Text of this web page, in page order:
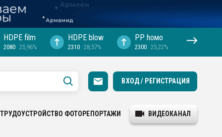
HDPE film
2080 25,96%
HDPE blow
2310 28,57%
PP hомо
2300 25,22%
ВХОД / РЕГИСТРАЦИЯ
ТРУДОУСТРОЙСТВО ФОТОРЕПОРТАЖИ ВИДЕОКАНАЛ